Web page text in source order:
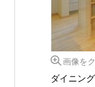
画像を
ダイニング